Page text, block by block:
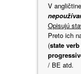
V
Opisujú
Preto ich
(state
/ BE atd.